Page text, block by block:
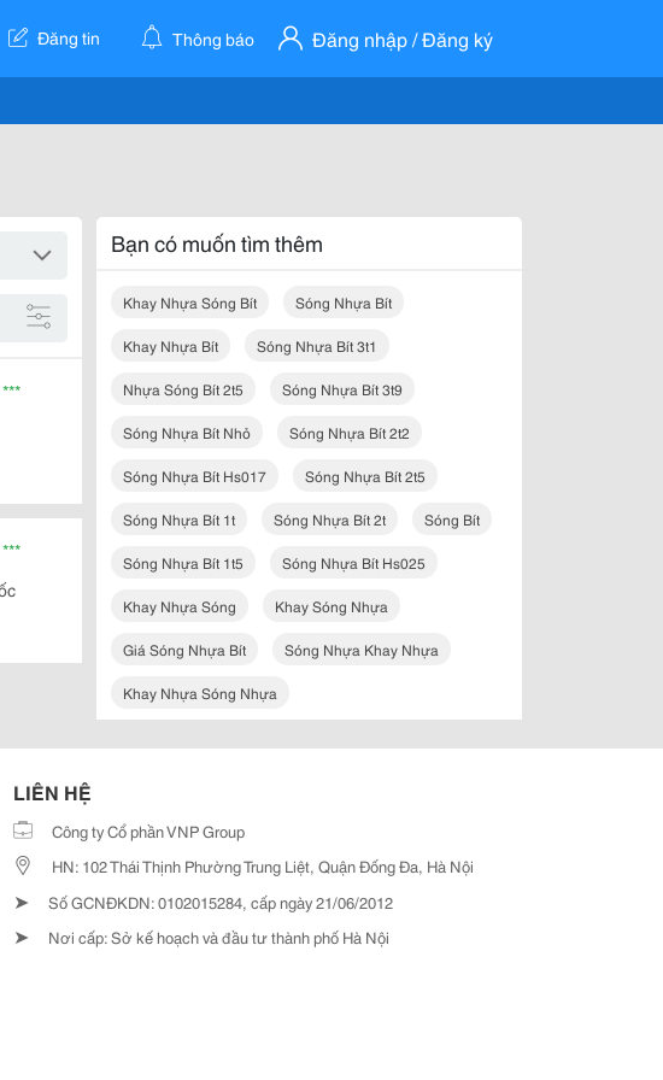
Đăng tin Thông báo Đăng nhập / Đăng ký
Bạn có muốn tìm thêm
Khay Nhựa Sóng Bít Sóng Nhựa Bít
Khay Nhựa Bít Sóng Nhựa Bít 3t1
Nhựa Sóng Bít 2t5 Sóng Nhựa Bít 3t9
Sóng Nhựa Bít Nhỏ Sóng Nhựa Bít 2t2
Sóng Nhựa Bít Hs017 Sóng Nhựa Bít 2t5
Sóng Nhựa Bít 1t Sóng Nhựa Bít 2t Sóng Bít
Sóng Nhựa Bít 1t5 Sóng Nhựa Bít Hs025
Khay Nhựa Sóng Khay Sóng Nhựa
Giá Sóng Nhựa Bít Sóng Nhựa Khay Nhựa
Khay Nhựa Sóng Nhựa
LIÊN HỆ
Công ty Cổ phần VNP Group
HN: 102 Thái Thịnh Phường Trung Liệt, Quận Đống Đa, Hà Nội
➤ Số GCNĐKDN: 0102015284, cấp ngày 21/06/2012
➤ Nơi cấp: Sở kế hoạch và đầu tư thành phố Hà Nội